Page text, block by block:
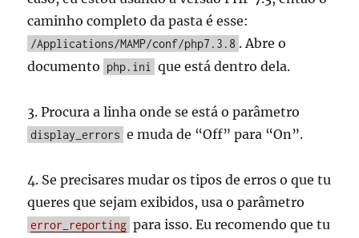
caminho completo da pasta é esse:
/Applications/MAMP/conf/php7.3.8 . Abre o
documento php.ini que está dentro dela.
3. Procura a linha onde se está o parâmetro
display_errors e muda de “Off” para “On”.
4. Se precisares mudar os tipos de erros o que tu
queres que sejam exibidos, usa o parâmetro
error_reporting para isso. Eu recomendo que tu